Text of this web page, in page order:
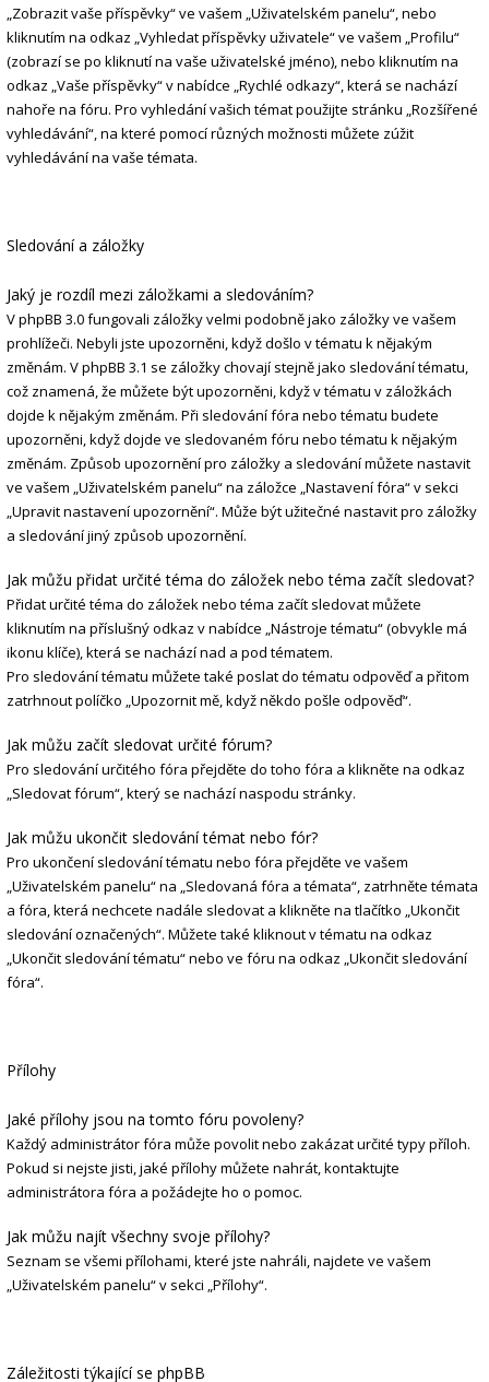
„Zobrazit vaše příspěvky“ ve vašem „Uživatelském panelu“, nebo
kliknutím na odkaz „Vyhledat příspěvky uživatele“ ve vašem „Profilu“
(zobrazí se po kliknutí na vaše uživatelské jméno), nebo kliknutím na
odkaz „Vaše příspěvky“ v nabídce „Rychlé odkazy“, která se nachází
nahoře na fóru. Pro vyhledání vašich témat použijte stránku „Rozšířené
vyhledávání“, na které pomocí různých možnosti můžete zúžit
vyhledávání na vaše témata.
Sledování a záložky
Jaký je rozdíl mezi záložkami a sledováním?
V phpBB 3.0 fungovali záložky velmi podobně jako záložky ve vašem
prohlížeči. Nebyli jste upozorněni, když došlo v tématu k nějakým
změnám. V phpBB 3.1 se záložky chovají stejně jako sledování tématu,
což znamená, že můžete být upozorněni, když v tématu v záložkách
dojde k nějakým změnám. Při sledování fóra nebo tématu budete
upozorněni, když dojde ve sledovaném fóru nebo tématu k nějakým
změnám. Způsob upozornění pro záložky a sledování můžete nastavit
ve vašem „Uživatelském panelu“ na záložce „Nastavení fóra“ v sekci
„Upravit nastavení upozornění“. Může být užitečné nastavit pro záložky
a sledování jiný způsob upozornění.
Jak můžu přidat určité téma do záložek nebo téma začít sledovat?
Přidat určité téma do záložek nebo téma začít sledovat můžete
kliknutím na příslušný odkaz v nabídce „Nástroje tématu“ (obvykle má
ikonu klíče), která se nachází nad a pod tématem.
Pro sledování tématu můžete také poslat do tématu odpověď a přitom
zatrhnout políčko „Upozornit mě, když někdo pošle odpověď“.
Jak můžu začít sledovat určité fórum?
Pro sledování určitého fóra přejděte do toho fóra a klikněte na odkaz
„Sledovat fórum“, který se nachází naspodu stránky.
Jak můžu ukončit sledování témat nebo fór?
Pro ukončení sledování tématu nebo fóra přejděte ve vašem
„Uživatelském panelu“ na „Sledovaná fóra a témata“, zatrhněte témata
a fóra, která nechcete nadále sledovat a klikněte na tlačítko „Ukončit
sledování označených“. Můžete také kliknout v tématu na odkaz
„Ukončit sledování tématu“ nebo ve fóru na odkaz „Ukončit sledování
fóra“.
Přílohy
Jaké přílohy jsou na tomto fóru povoleny?
Každý administrátor fóra může povolit nebo zakázat určité typy příloh.
Pokud si nejste jisti, jaké přílohy můžete nahrát, kontaktujte
administrátora fóra a požádejte ho o pomoc.
Jak můžu najít všechny svoje přílohy?
Seznam se všemi přílohami, které jste nahráli, najdete ve vašem
„Uživatelském panelu“ v sekci „Přílohy“.
Záležitosti týkající se phpBB